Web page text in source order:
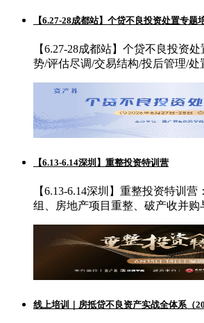
【6.27-28成都站】个贷不良投资处置专题
【6.27-28成都站】个贷不良投资
势/评估尽调/交易结构/投后管理/处
【6.13-6.14深圳】重整投资特训营
【6.13-6.14深圳】重整投资特训
组、房地产项目重整、破产收并购
线上培训｜房抵贷不良资产实战全体系（